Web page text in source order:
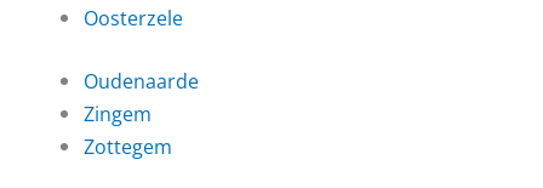
Oosterzele
Oudenaarde
Zingem
Zottegem